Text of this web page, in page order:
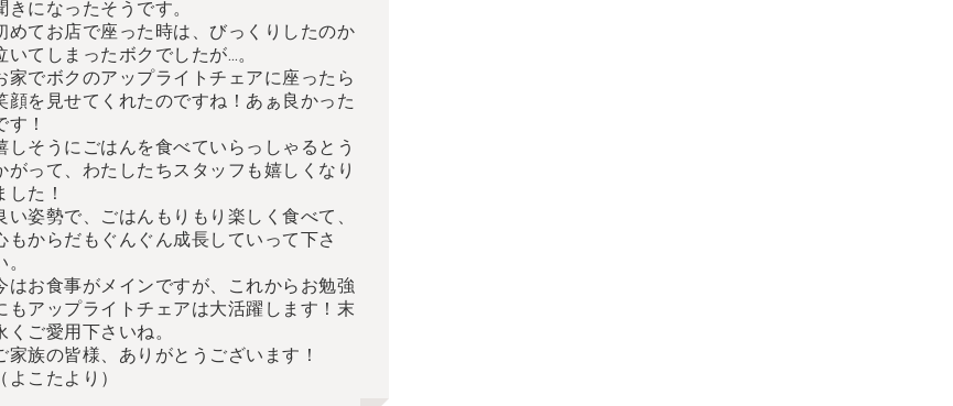
きになったそうです。
めてお店で座った時は、びっくりしたのか
いてしまったボクでしたが…。
家でボクのアップライトチェアに座ったら
顔を見せてくれたのですね！あぁ良かった
す！
しそうにごはんを食べていらっしゃるとう
がって、わたしたちスタッフも嬉しくなり
した！
い姿勢で、ごはんもりもり楽しく食べて、
もからだもぐんぐん成長していって下さ
。
はお食事がメインですが、これからお勉強
もアップライトチェアは大活躍します！末
くご愛用下さいね。
家族の皆様、ありがとうございます！
（よこたより）